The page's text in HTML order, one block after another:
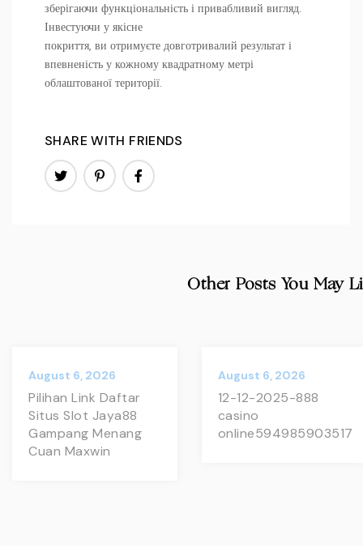
зберігаючи функціональність і привабливий вигляд.
Інвестуючи у якісне
покриття, ви отримуєте довготривалий результат і
впевненість у кожному квадратному метрі
облаштованої території.
SHARE WITH FRIENDS
Other Posts You May
August 6, 2026
Pilihan Link Daftar
Situs Slot Jaya88
Gampang Menang
Cuan Maxwin
August 6, 2026
12-12-2025-888
casino
online594985903517